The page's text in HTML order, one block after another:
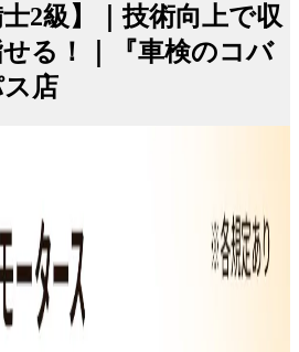
2級】｜技術向上で収
る！｜『車検のコバ
店